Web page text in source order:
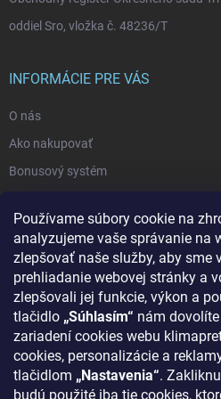
Používame súbory cookie na
analyzujeme vaše správanie na
zlepšovať naše služby, aby sme
prehliadanie webovej stránky a
zlepšovali jej funkcie, výkon a
tlačidlo „Súhlasím“ nám
zariadení cookies webu
cookies, personalizácie a
tlačidlom „Nastavenia“.
budú použité iba tie cookies,
oddiel Sro, vložka č. 48236/T
INFORMÁCIE PRE VÁS
O nás
Ako nakupovať
Bonusový systém
Blog - najnovšie články
Obchodné podmienky
Podmienky ochrany osobných údajov
Odstúpenie od zmluvy
Kontakty
KONTAKT